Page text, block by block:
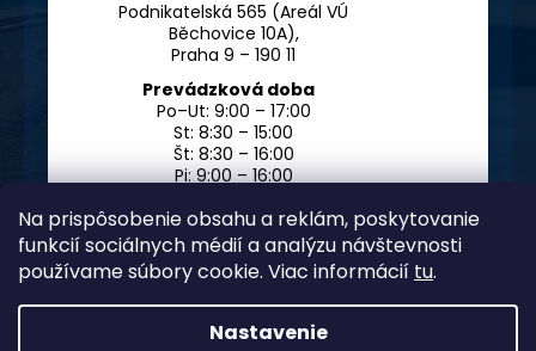
Na prispôsobenie obsahu a reklám, poskytovanie
funkcií sociálnych médií a analýzu návštevnosti
používame súbory cookie. Viac informácií tu.
Nastavenie
Podnikatelská 565 (Areál VÚ
Běchovice 10A),
Praha 9 – 190 11
Prevádzková doba
Po–Ut: 9:00 – 17:00
St: 8:30 – 15:00
Št: 8:30 – 16:00
Pi: 9:00 – 16:00